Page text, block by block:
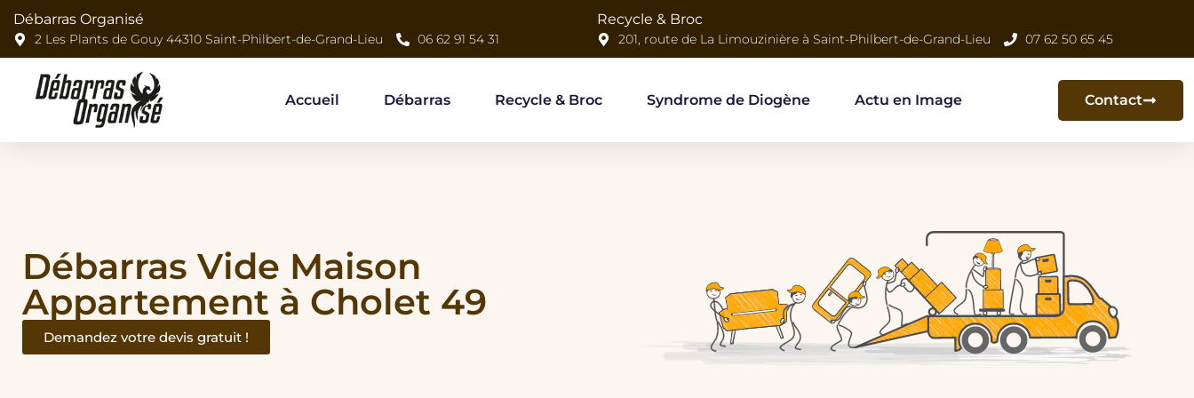
Débarras Organisé
2 Les Plants de Gouy 44310 Saint-Philbert-de-Grand-Lieu 06 62 91 54 31
Recycle & Broc
201, route de La Limouzinière à Saint-Philbert-de-Grand-Lieu 07 62 50 65 45
Accueil Débarras Recycle & Broc Syndrome de Diogène Actu en Image Contact
Débarras Vide Maison
Appartement à Cholet 49
Demandez votre devis gratuit !